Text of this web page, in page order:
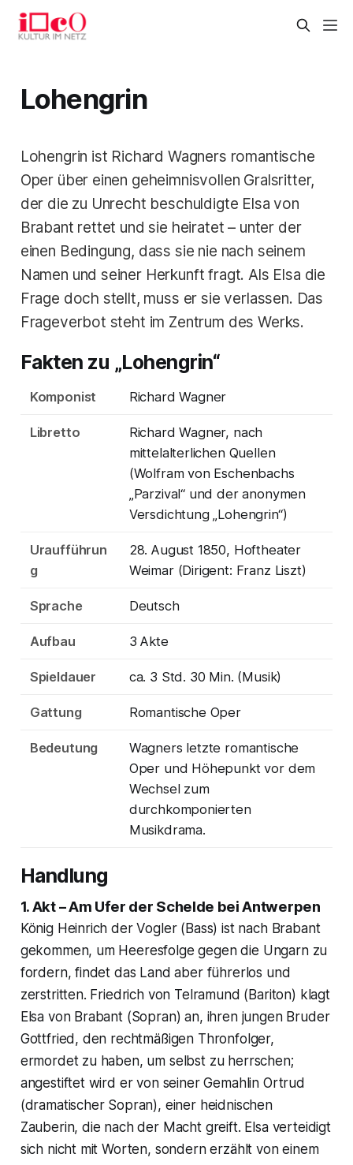
Lohengrin
Lohengrin ist Richard Wagners romantische
Oper über einen geheimnisvollen Gralsritter,
der die zu Unrecht beschuldigte Elsa von
Brabant rettet und sie heiratet – unter der
einen Bedingung, dass sie nie nach seinem
Namen und seiner Herkunft fragt. Als Elsa die
Frage doch stellt, muss er sie verlassen. Das
Frageverbot steht im Zentrum des Werks.
Fakten zu „Lohengrin“
Komponist Richard Wagner
Libretto
Richard Wagner, nach
mittelalterlichen Quellen
(Wolfram von Eschenbachs
„Parzival“ und der anonymen
Versdichtung „Lohengrin“)
Uraufführun
g
28. August 1850, Hoftheater
Weimar (Dirigent: Franz Liszt)
Sprache Deutsch
Aufbau 3 Akte
Spieldauer ca. 3 Std. 30 Min. (Musik)
Gattung Romantische Oper
Bedeutung
Wagners letzte romantische
Oper und Höhepunkt vor dem
Wechsel zum
durchkomponierten
Musikdrama.
Handlung
1. Akt – Am Ufer der Schelde bei Antwerpen
König Heinrich der Vogler (Bass) ist nach Brabant
gekommen, um Heeresfolge gegen die Ungarn zu
fordern, findet das Land aber führerlos und
zerstritten. Friedrich von Telramund (Bariton) klagt
Elsa von Brabant (Sopran) an, ihren jungen Bruder
Gottfried, den rechtmäßigen Thronfolger,
ermordet zu haben, um selbst zu herrschen;
angestiftet wird er von seiner Gemahlin Ortrud
(dramatischer Sopran), einer heidnischen
Zauberin, die nach der Macht greift. Elsa verteidigt
sich nicht mit Worten, sondern erzählt von einem